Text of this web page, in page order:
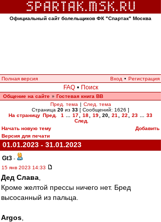
Официальный сайт болельщиков ФК "Спартак" Москва
Полная версия Вход • Регистрация
FAQ • Поиск
Общение на сайте » Гостевая книга ВВ
Пред. тема | След. тема
Страница 20 из 33 [ Сообщений: 1626 ]
На страницу Пред. 1 17 18 19 20 21 22 23
33
След.
Начать новую тему
Добавить
Версия для печати
01.01.2023 - 31.01.2023
Gt3 -
15 янв 2023 14:33
Дед Слава
Кроме желтой прессы ничего нет. Бред
высосанный из пальца.
Argos